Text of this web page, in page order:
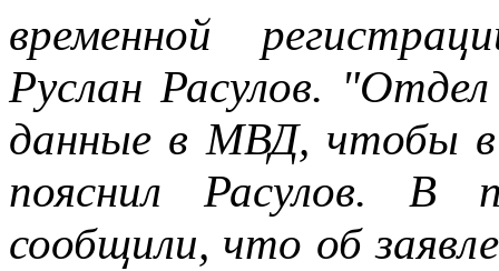
временной
Руслан Расулов.
данные в МВД, чтобы в
пояснил Расулов. В
сообщили, что об